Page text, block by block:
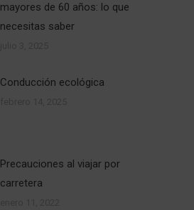
mayores de 60 años: lo que
necesitas saber
Conducción ecológica
Precauciones al viajar por
carretera